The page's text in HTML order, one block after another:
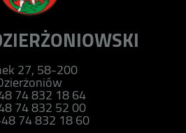
27, 58-200
74 832 18 64
74 832 52 00
74 832 18 60